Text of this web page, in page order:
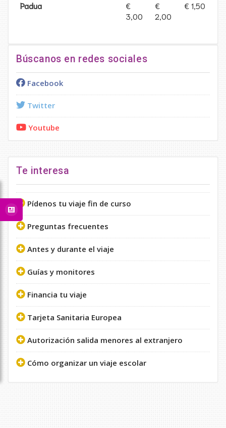
Padua
€
3,00
€
2,00
€ 1,50
Búscanos en redes sociales
Facebook
Twitter
Youtube
Te interesa
Pídenos tu viaje fin de curso
Preguntas frecuentes
Antes y durante el viaje
Guías y monitores
Financia tu viaje
Tarjeta Sanitaria Europea
Autorización salida menores al extranjero
Cómo organizar un viaje escolar